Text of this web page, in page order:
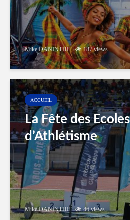
Mike DANINTHE 187 views
ACCUEIL
La Fête des Ecoles
d’Athlétisme
Mike DANINTHE 46 views